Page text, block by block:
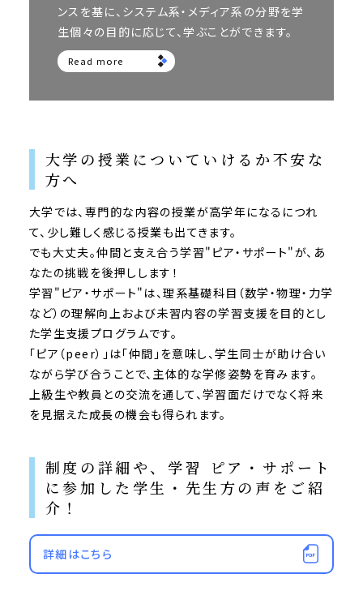
ンスを基に、システム系・メディア系の分野を学
生個々の目的に応じて、学ぶことができます。
Read more
大学の授業についていけるか不安な
方へ
大学では、専門的な内容の授業が高学年になるにつれ
て、少し難しく感じる授業も出てきます。
でも大丈夫。仲間と支え合う学習"ピア・サポート"が、あ
なたの挑戦を後押しします！
学習"ピア・サポート"は、理系基礎科目（数学・物理・力学
など）の理解向上および未習内容の学習支援を目的とし
た学生支援プログラムです。
「ピア（peer）」は「仲間」を意味し、学生同士が助け合い
ながら学び合うことで、主体的な学修姿勢を育みます。
上級生や教員との交流を通して、学習面だけでなく将来
を見据えた成長の機会も得られます。
制度の詳細や、学習 ピア・サポート
に参加した学生・先生方の声をご紹
介！
詳細はこちら